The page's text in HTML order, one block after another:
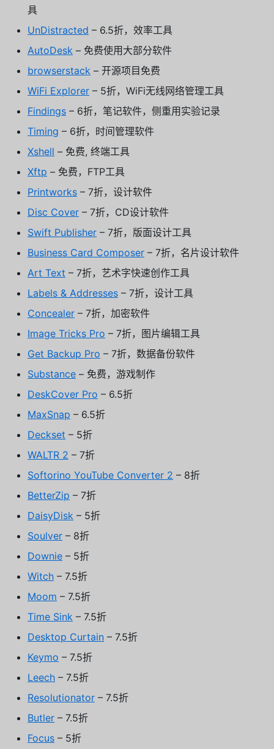
具
UnDistracted – 6.5折，效率工具
AutoDesk – 免费使用大部分软件
browserstack – 开源项目免费
WiFi Explorer – 5折，WiFi无线网络管理工具
Findings – 6折，笔记软件，侧重用实验记录
Timing – 6折，时间管理软件
Xshell – 免费, 终端工具
Xftp – 免费，FTP工具
Printworks – 7折，设计软件
Disc Cover – 7折，CD设计软件
Swift Publisher – 7折，版面设计工具
Business Card Composer – 7折，名片设计软件
Art Text – 7折，艺术字快速创作工具
Labels & Addresses – 7折，设计工具
Concealer – 7折，加密软件
Image Tricks Pro – 7折，图片编辑工具
Get Backup Pro – 7折，数据备份软件
Substance – 免费，游戏制作
DeskCover Pro – 6.5折
MaxSnap – 6.5折
Deckset – 5折
WALTR 2 – 7折
Softorino YouTube Converter 2 – 8折
BetterZip – 7折
DaisyDisk – 5折
Soulver – 8折
Downie – 5折
Witch – 7.5折
Moom – 7.5折
Time Sink – 7.5折
Desktop Curtain – 7.5折
Keymo – 7.5折
Leech – 7.5折
Resolutionator – 7.5折
Butler – 7.5折
Focus – 5折